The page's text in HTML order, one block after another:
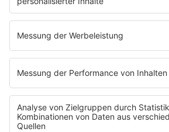
Das ist los bei den
IMAGO / Everett Collection